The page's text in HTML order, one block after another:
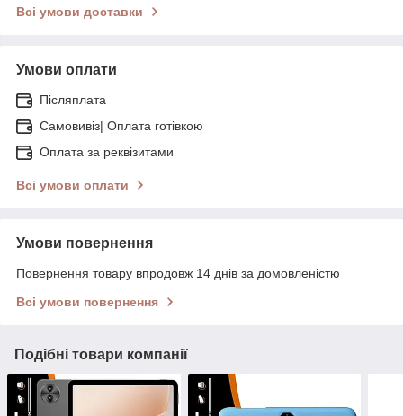
Всі умови доставки
Умови оплати
Післяплата
Самовивіз| Оплата готівкою
Оплата за реквізитами
Всі умови оплати
Умови повернення
Повернення товару впродовж 14 днів за домовленістю
Всі умови повернення
Подібні товари компанії